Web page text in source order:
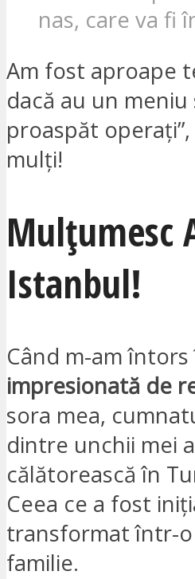
nas, care va fi
Am fost aproape
dacă au un
proaspăt
mulți!
Mulțumesc
Istanbul!
Când m-am
impresionată de
sora mea,
dintre unchii mei
călătorească în
Ceea ce a fost
transformat într-o
familie.